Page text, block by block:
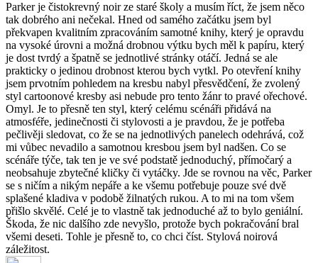
Parker je čistokrevný noir ze staré školy a musím říct, že jsem něco
tak dobrého ani nečekal. Hned od samého začátku jsem byl
překvapen kvalitním zpracováním samotné knihy, který je opravdu
na vysoké úrovni a možná drobnou výtku bych měl k papíru, který
je dost tvrdý a špatně se jednotlivé stránky otáčí. Jedná se ale
prakticky o jedinou drobnost kterou bych vytkl. Po otevření knihy
jsem prvotním pohledem na kresbu nabyl přesvědčení, že zvolený
styl cartoonové kresby asi nebude pro tento žánr to pravé ořechové.
Omyl. Je to přesně ten styl, který celému scénáři přidává na
atmosféře, jedinečnosti či stylovosti a je pravdou, že je potřeba
pečlivěji sledovat, co že se na jednotlivých panelech odehrává, což
mi vůbec nevadilo a samotnou kresbou jsem byl nadšen. Co se
scénáře týče, tak ten je ve své podstatě jednoduchý, přímočarý a
neobsahuje zbytečné kličky či vytáčky. Jde se rovnou na věc, Parker
se s ničím a nikým nepáře a ke všemu potřebuje pouze své dvě
splašené kladiva v podobě žilnatých rukou. A to mi na tom všem
přišlo skvělé. Celé je to vlastně tak jednoduché až to bylo geniální.
Škoda, že nic dalšího zde nevyšlo, protože bych pokračování bral
všemi deseti. Tohle je přesně to, co chci číst. Stylová noirová
záležitost.